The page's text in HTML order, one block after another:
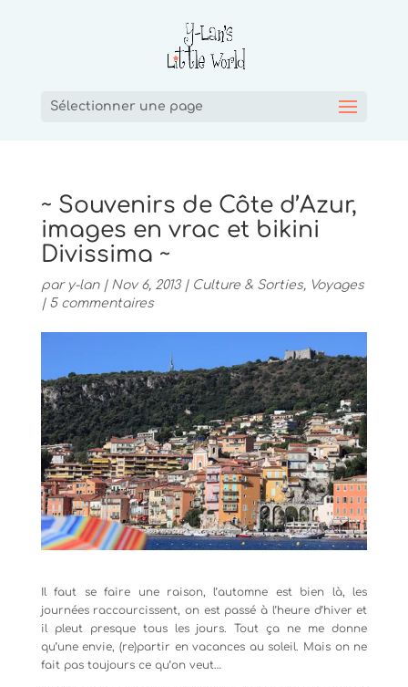
Sélectionner une page
~ Souvenirs de Côte d’Azur,
images en vrac et bikini
Divissima ~
par y-lan| Nov 6, 2013| Culture & Sorties, Voyages
| 5 commentaires
Il faut se faire une raison, l’automne est bien là, les
journées raccourcissent, on est passé à l’heure d’hiver et
il pleut presque tous les jours. Tout ça ne me donne
qu’une envie, (re)partir en vacances au soleil. Mais on ne
fait pas toujours ce qu’on veut…